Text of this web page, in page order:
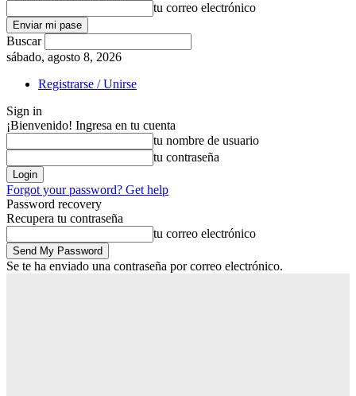
tu correo electrónico
Buscar
sábado, agosto 8, 2026
Registrarse / Unirse
Sign in
¡Bienvenido! Ingresa en tu cuenta
tu nombre de usuario
tu contraseña
Forgot your password? Get help
Password recovery
Recupera tu contraseña
tu correo electrónico
Se te ha enviado una contraseña por correo electrónico.